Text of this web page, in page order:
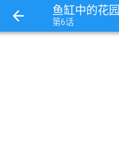
鱼缸中的花园
第6话